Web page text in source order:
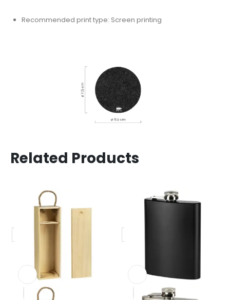
Recommended print type: Screen printing
Related Products